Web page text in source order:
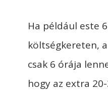
Ha például este
költségkereten,
csak 6 órája
hogy az extra